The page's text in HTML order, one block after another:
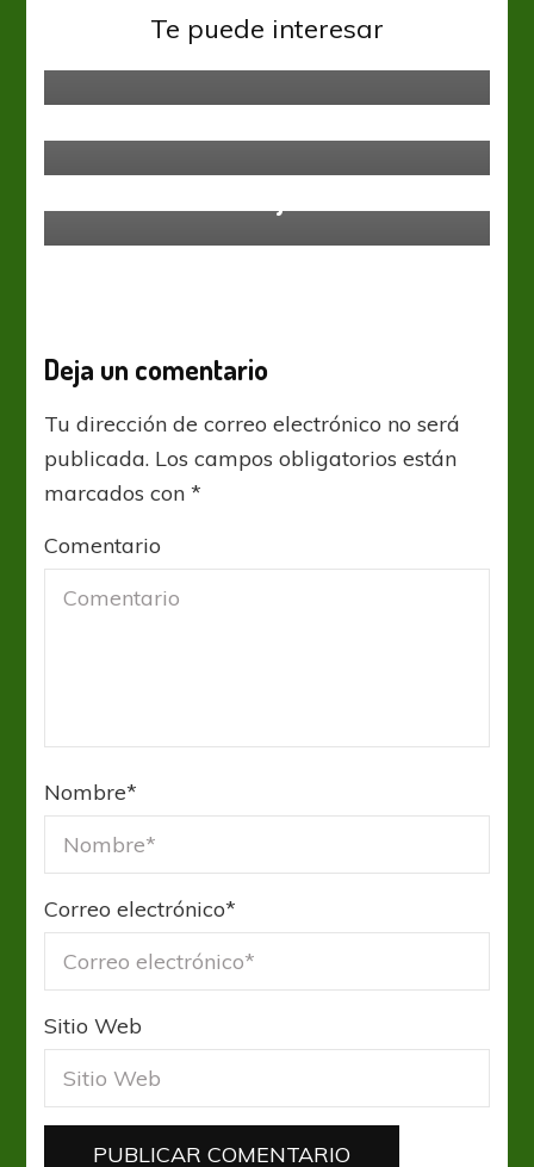
Te puede interesar
arruinó la fiesta al Atlético de
Deja un comentario
Tu dirección de correo electrónico no será
publicada. Los campos obligatorios están
marcados con*
Comentario
Nombre*
Correo electrónico*
Sitio Web